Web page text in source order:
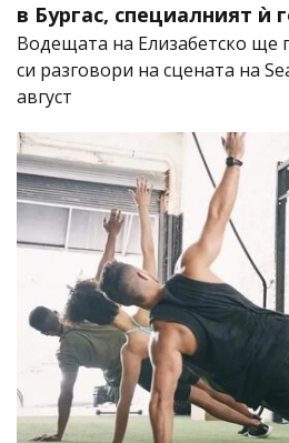
в Бургас, специалният ѝ
Водещата на Елизабетско ще
си разговори на сцената на
август